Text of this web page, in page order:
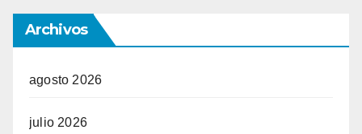
Archivos
agosto 2026
julio 2026